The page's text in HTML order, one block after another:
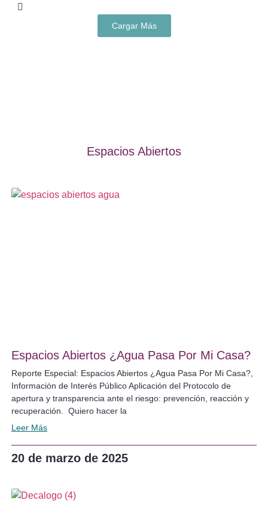
Cargar Más
Espacios Abiertos
Espacios Abiertos ¿Agua Pasa Por Mi Casa?
Reporte Especial: Espacios Abiertos ¿Agua Pasa Por Mi Casa?,
Información de Interés Público Aplicación del Protocolo de
apertura y transparencia ante el riesgo: prevención, reacción y
recuperación. Quiero hacer la
Leer Más
20 de marzo de 2025